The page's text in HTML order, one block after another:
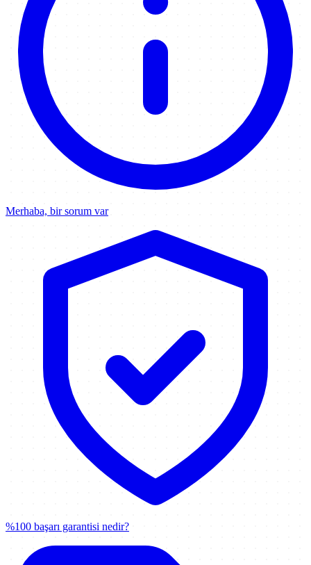
Merhaba, bir sorum var
%100 başarı garantisi nedir?